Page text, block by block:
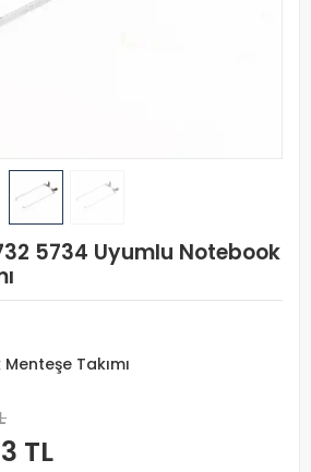
5734 Uyumlu Notebook
Takımı
TL